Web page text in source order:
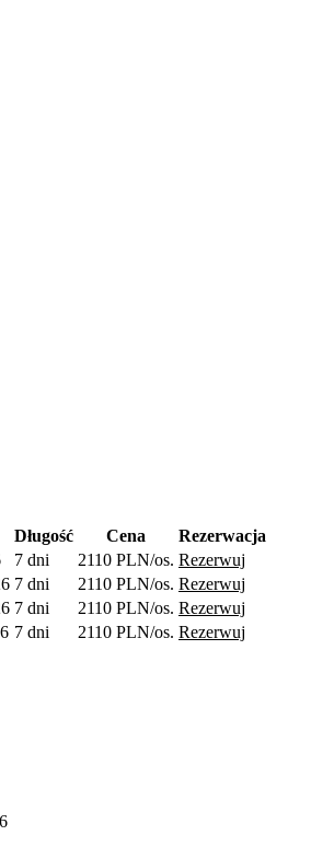
Długość Cena
Rezerwacja
7 dni 2110 PLN/os. Rezerwuj
7 dni 2110 PLN/os. Rezerwuj
7 dni 2110 PLN/os. Rezerwuj
7 dni 2110 PLN/os. Rezerwuj